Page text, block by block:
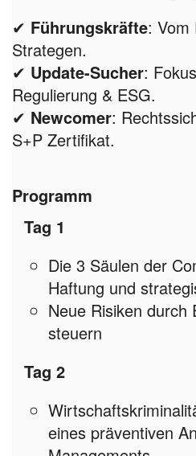
✔ Führungskräfte: Vom
Strategen.
✔ Update-Sucher:
Regulierung & ESG.
✔ Newcomer:
S+P Zertifikat.
Programm
Tag 1
Die 3 Säulen der
Haftung und
Neue Risiken durch
steuern
Tag 2
eines präventiven